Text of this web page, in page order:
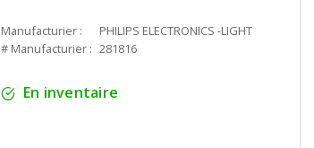
Manufacturier :
PHILIPS ELECTRONICS -LIGHT
# Manufacturier : 281816
En inventaire